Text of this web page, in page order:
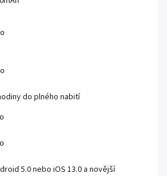
do plného nabití
5.0 nebo iOS 13.0 a novější